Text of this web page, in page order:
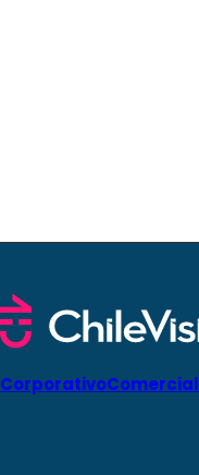
CorporativoComercial